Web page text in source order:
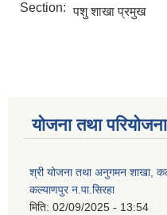
Section: पशु शाखा प्रमुख
योजना तथा परियोजना
श्री योजना तथा अनुगमन शाखा,
कल्याणपुर न.पा.सिरहा
मिति: 02/09/2025 - 13:54